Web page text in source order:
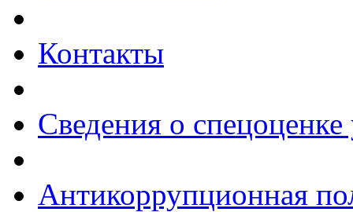
Контакты
Сведения о
Антикоррупционная